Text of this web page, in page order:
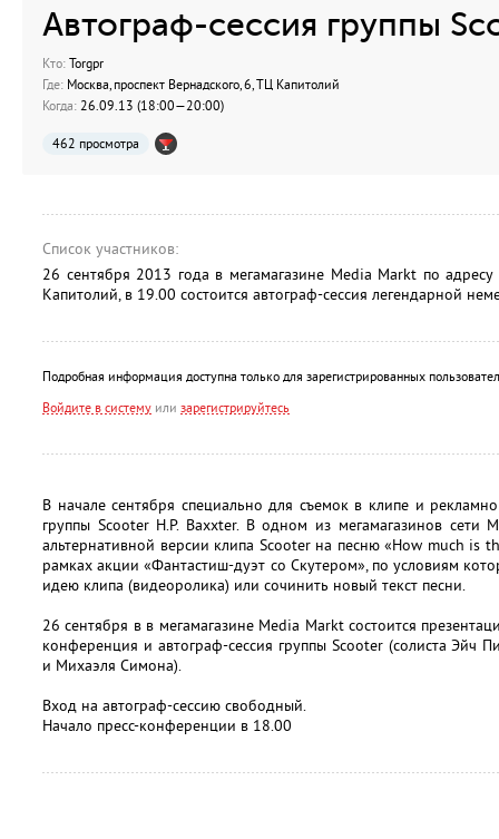
Автограф-сессия группы
Кто: Torgpr
Где: Москва, проспект Вернадского, 6, ТЦ Капитолий
Когда: 26.09.13 (18:00—20:00)
462 просмотра
Список участников:
26 сентября 2013 года в мегамагазине Media Markt по адресу
Капитолий, в 19.00 состоится автограф-сессия легендарной
Подробная информация доступна только для зарегистрированных
Войдите в систему или зарегистрируйтесь
В начале сентября специально для съемок в клипе и
группы Scooter H.P. Baxxter. В одном из мегамагазинов
альтернативной версии клипа Scooter на песню «How much is
рамках акции «Фантастиш-дуэт со Скутером», по условиям
идею клипа (видеоролика) или сочинить новый текст песни.
26 сентября в в мегамагазине Media Markt состоится
конференция и автограф-сессия группы Scooter (солиста Эйч
и Михаэля Симона).
Вход на автограф-сессию свободный.
Начало пресс-конференции в 18.00